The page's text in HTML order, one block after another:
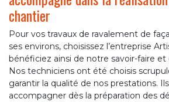
chantier
Pour vos travaux de ravalement de
ses environs, choisissez l’entreprise
bénéficiez ainsi de notre savoir-faire et
Nos techniciens ont été choisis
garantir la qualité de nos prestations.
accompagner dès la préparation des